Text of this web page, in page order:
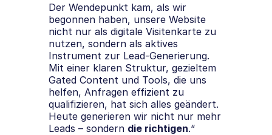
Der Wendepunkt kam, als wir
begonnen haben, unsere Website
nicht nur als digitale Visitenkarte zu
nutzen, sondern als aktives
Instrument zur Lead-Generierung.
Mit einer klaren Struktur, gezieltem
Gated Content und Tools, die uns
helfen, Anfragen effizient zu
qualifizieren, hat sich alles geändert.
Heute generieren wir nicht nur mehr
Leads – sondern die richtigen.“